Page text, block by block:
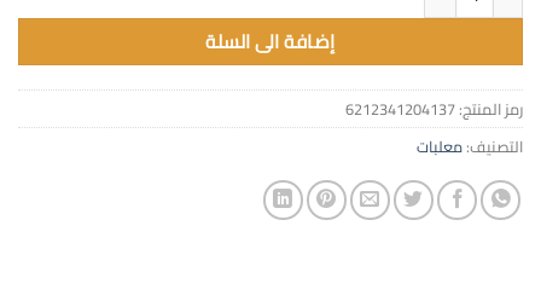
إضافة الى السلة
رمز المنتج:6212341204137
التصنيف:معلبات